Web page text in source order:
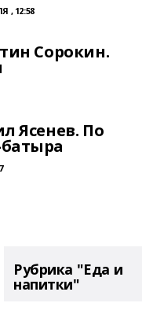
, 12:58
Сорокин.
Ясенев. По
Рубрика "Еда и
напитки"